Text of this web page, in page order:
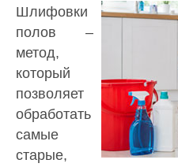
Шлифовки
полов –
метод,
который
позволяет
обработать
самые
старые,